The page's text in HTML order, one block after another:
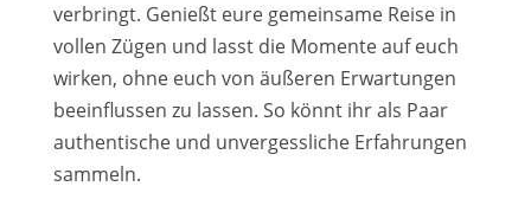
ver­bringt. Genießt eure gemein­sa­me Reise in
vol­len Zügen und lasst die Momente auf euch
wir­ken, ohne euch von äuße­ren Erwartungen
beein­flus­sen zu las­sen. So könnt ihr als Paar
authen­ti­sche und unver­gess­li­che Erfahrungen
sam­meln.